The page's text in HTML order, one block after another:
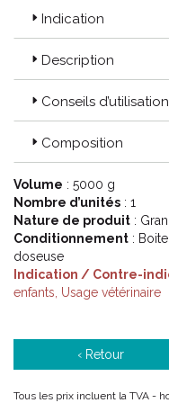
environnement de votre
Code ACL : 6019294
Indication
Description
Conseils d’utilisation
Composition
Volume : 5000 g
Nombre d’unités : 1
Nature de produit :
Conditionnement :
doseuse
Indication / Contre-
enfants, Usage vétérinaire
‹ Retour
Tous les prix incluent la TVA -